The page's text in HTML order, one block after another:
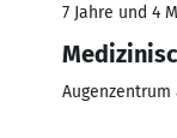
7 Jahre und 4